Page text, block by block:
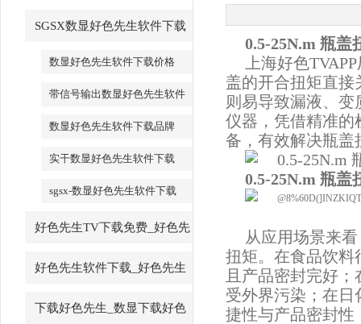
SGSX数显好色先生软件下载
_SGSX数显好色先生软件下载
数显好色先生软件下载价格
带信号输出数显好色先生软件
下载
数显好色先生软件下载品牌
实干数显好色先生软件下载
sgsx-数显好色先生软件下载
好色先生TV下载免费_好色先
生TV下载免费厂家
好色先生软件下载_好色先生
软件下载厂家
下载好色先生_数显下载好色
0.5-25N.m 瓶盖
上海好色
盖的开合扭矩直接
则易导致漏液、变
仪器，凭借精准
备，有效解决瓶盖
0.5-25N.m 瓶盖
从应用场景来看
扭矩。在食品饮
且产品密封完好
受外界污染；在
捷性与产品密封性